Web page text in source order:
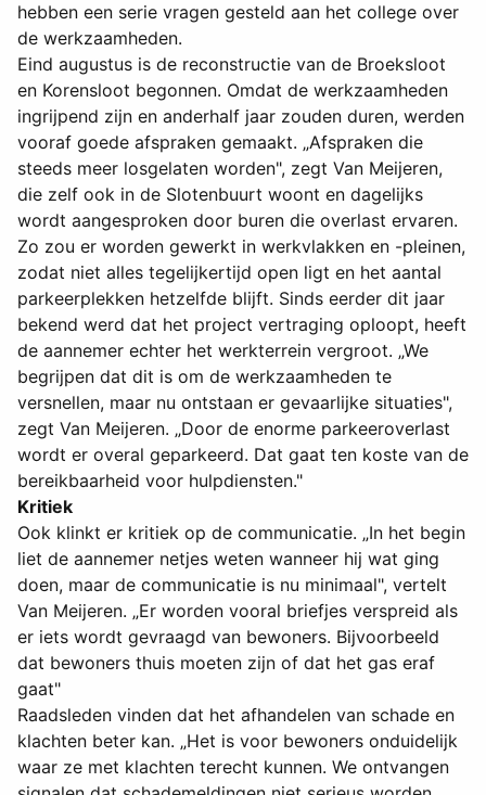
hebben een serie vragen gesteld aan het college over
de werkzaamheden.
Eind augustus is de reconstructie van de Broeksloot
en Korensloot begonnen. Omdat de werkzaamheden
ingrijpend zijn en anderhalf jaar zouden duren, werden
vooraf goede afspraken gemaakt. „Afspraken die
steeds meer losgelaten worden", zegt Van Meijeren,
die zelf ook in de Slotenbuurt woont en dagelijks
wordt aangesproken door buren die overlast ervaren.
Zo zou er worden gewerkt in werkvlakken en -pleinen,
zodat niet alles tegelijkertijd open ligt en het aantal
parkeerplekken hetzelfde blijft. Sinds eerder dit jaar
bekend werd dat het project vertraging oploopt, heeft
de aannemer echter het werkterrein vergroot. „We
begrijpen dat dit is om de werkzaamheden te
versnellen, maar nu ontstaan er gevaarlijke situaties",
zegt Van Meijeren. „Door de enorme parkeeroverlast
wordt er overal geparkeerd. Dat gaat ten koste van de
bereikbaarheid voor hulpdiensten."
Kritiek
Ook klinkt er kritiek op de communicatie. „In het begin
liet de aannemer netjes weten wanneer hij wat ging
doen, maar de communicatie is nu minimaal", vertelt
Van Meijeren. „Er worden vooral briefjes verspreid als
er iets wordt gevraagd van bewoners. Bijvoorbeeld
dat bewoners thuis moeten zijn of dat het gas eraf
gaat"
Raadsleden vinden dat het afhandelen van schade en
klachten beter kan. „Het is voor bewoners onduidelijk
waar ze met klachten terecht kunnen. We ontvangen